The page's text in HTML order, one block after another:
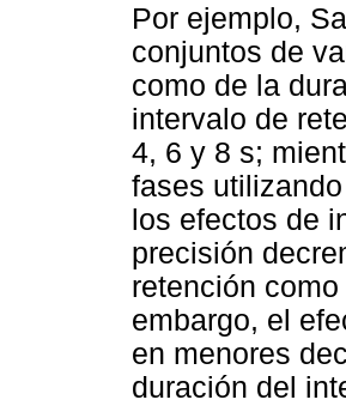
Por ejemplo,
conjuntos de
como de la
intervalo de
4, 6 y 8 s;
fases
los efectos de
precisión
retención
embargo, el
en menores
duración del